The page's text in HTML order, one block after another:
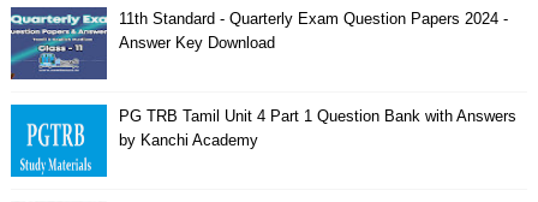
11th Standard - Quarterly Exam Question Papers 2024 -
Answer Key Download
PG TRB Tamil Unit 4 Part 1 Question Bank with Answers
by Kanchi Academy